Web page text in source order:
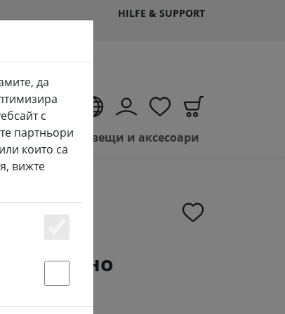
HILFE & SUPPORT
на LED свещи и аксесоари
зарядно
да
с
партньори
които са
вижте